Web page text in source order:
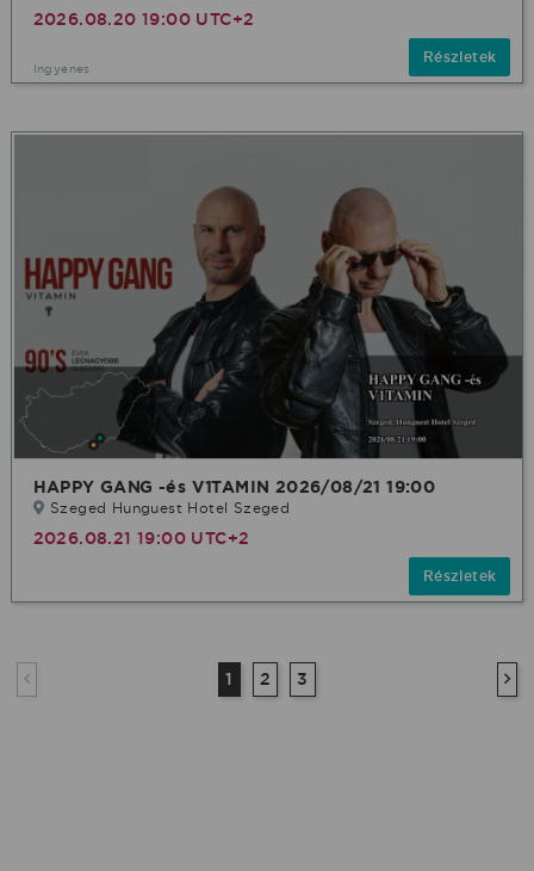
2026.08.20 19:00 UTC+2
Ingyenes
Részletek
HAPPY GANG -és V1TAMIN 2026/08/21 19:00
Szeged Hunguest Hotel Szeged
2026.08.21 19:00 UTC+2
Részletek
1 2 3